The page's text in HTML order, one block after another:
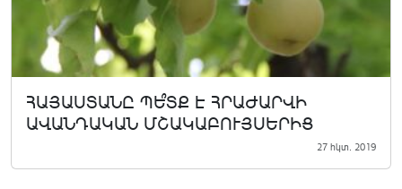
ՀԱՅԱՍՏԱՆԸ ՊԵ՞ՏՔ Է ՀՐԱԺԱՐՎԻ
ԱՎԱՆԴԱԿԱՆ ՄՇԱԿԱԲՈՒՅՍԵՐԻՑ
27 հկտ. 2019